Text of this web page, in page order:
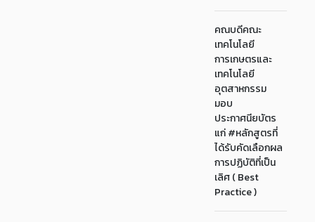
คณบดีคณะ
เทคโนโลยี
การเกษตรและ
เทคโนโลยี
อุตสาหกรรม
มอบ
ประกาศนียบัตร
แก่ #หลักสูตรที่
ได้รับคัดเลือกผล
การปฏิบัติที่เป็น
เลิศ ( Best
Practice )